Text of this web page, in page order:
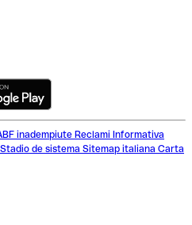
inadempiute Reclami Informativa
Stadio de sistema Sitemap italiana Carta